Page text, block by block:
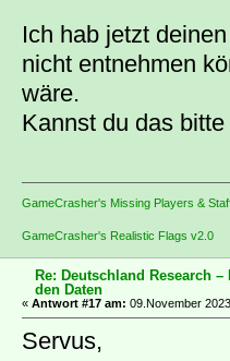
Ich hab jetzt
nicht entnehmen
wäre.
Kannst du das
GameCrasher's Missing Players &
GameCrasher's Realistic Flags v2.0
Re: Deutschland Research –
den Daten
« Antwort #17 am: 09.November
Servus,